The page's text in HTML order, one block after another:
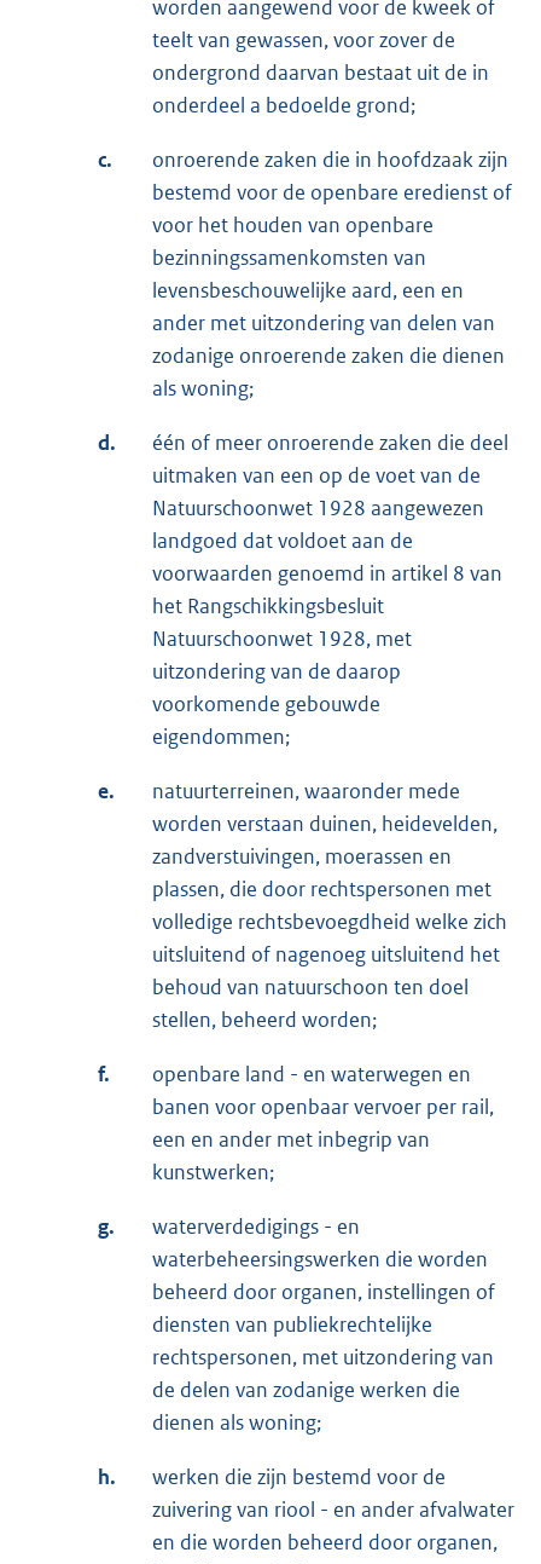
worden aangewend voor de kweek of
teelt van gewassen, voor zover de
ondergrond daarvan bestaat uit de in
onderdeel a bedoelde grond;
c.
onroerende zaken die in hoofdzaak zijn
bestemd voor de openbare eredienst of
voor het houden van openbare
bezinningssamenkomsten van
levensbeschouwelijke aard, een en
ander met uitzondering van delen van
zodanige onroerende zaken die dienen
als woning;
d.
één of meer onroerende zaken die deel
uitmaken van een op de voet van de
Natuurschoonwet 1928 aangewezen
landgoed dat voldoet aan de
voorwaarden genoemd in artikel 8 van
het Rangschikkingsbesluit
Natuurschoonwet 1928, met
uitzondering van de daarop
voorkomende gebouwde
eigendommen;
e.
natuurterreinen, waaronder mede
worden verstaan duinen, heidevelden,
zandverstuivingen, moerassen en
plassen, die door rechtspersonen met
volledige rechtsbevoegdheid welke zich
uitsluitend of nagenoeg uitsluitend het
behoud van natuurschoon ten doel
stellen, beheerd worden;
f.
openbare land - en waterwegen en
banen voor openbaar vervoer per rail,
een en ander met inbegrip van
kunstwerken;
g.
waterverdedigings - en
waterbeheersingswerken die worden
beheerd door organen, instellingen of
diensten van publiekrechtelijke
rechtspersonen, met uitzondering van
de delen van zodanige werken die
dienen als woning;
h.
werken die zijn bestemd voor de
zuivering van riool - en ander afvalwater
en die worden beheerd door organen,